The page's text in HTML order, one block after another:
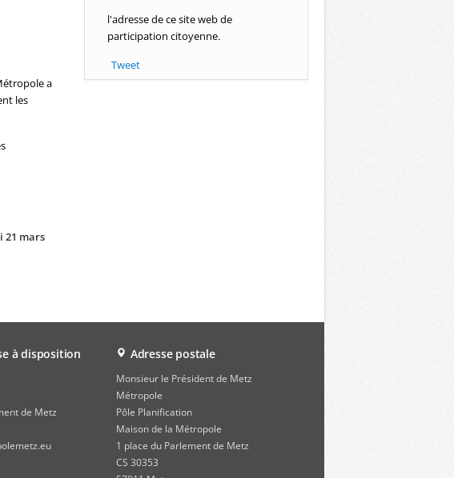
a
les
21 mars
l'adresse de ce site web de
participation citoyenne.
Tweet
à disposition
de Metz
Adresse postale
Monsieur le Président de Metz
Métropole
Pôle Planification
Maison de la Métropole
1 place du Parlement de Metz
CS 30353